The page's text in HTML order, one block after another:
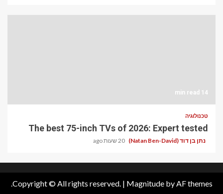
14 min read
טכנולוגיה
The best 75-inch TVs of 2026: Expert tested
נתן בן דוד (Natan Ben-David) 20 שעות ago
Copyright © All rights reserved. | Magnitudeby AF themes.